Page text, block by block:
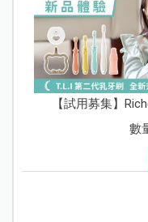
【試用募集】
數